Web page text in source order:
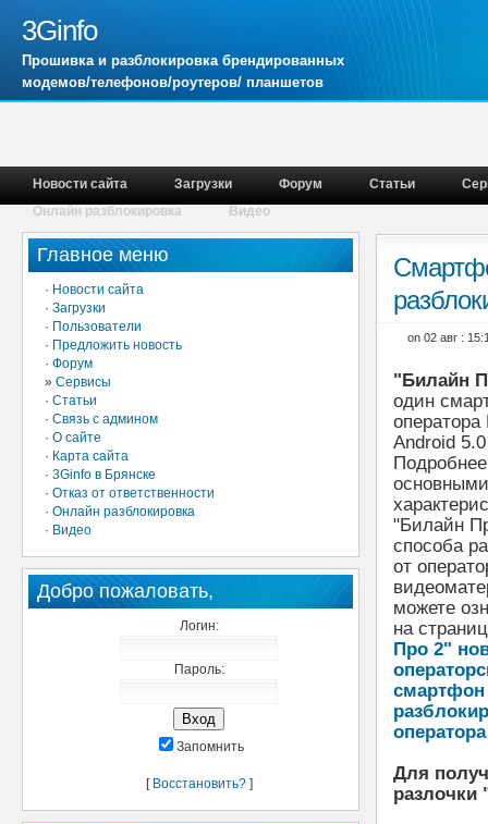
3Ginfo
Прошивка и разблокировка брендированных
модемов/телефонов/роутеров/ планшетов
Новости сайта Загрузки Форум Статьи
Онлайн разблокировка
Видео
Главное меню
· Новости сайта
· Загрузки
· Пользователи
· Предложить новость
· Форум
» Сервисы
· Статьи
· Связь с админом
· О сайте
· Карта сайта
· 3Ginfo в Брянске
· Отказ от ответственности
· Онлайн разблокировка
· Видео
Добро пожаловать,
Логин:
Пароль:
Запомнить
[ Восстановить?]
on 02 авг :
"Билайн
один
Android
основными
"Билайн
способа
от
можете
на
Про 2"
смартфон
оператора
Для
разлочки